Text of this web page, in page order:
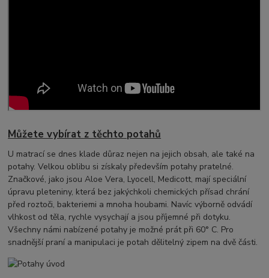
Můžete vybírat z těchto potahů
U matrací se dnes klade důraz nejen na jejich obsah, ale také na
potahy. Velkou oblibu si získaly především potahy pratelné.
Značkové, jako jsou Aloe Vera, Lyocell, Medicott, mají speciální
úpravu pleteniny, která bez jakýchkoli chemických přísad chrání
před roztoči, bakteriemi a mnoha houbami. Navíc výborně odvádí
vlhkost od těla, rychle vysychají a jsou příjemné při dotyku.
Všechny námi nabízené potahy je možné prát při 60° C. Pro
snadnější praní a manipulaci je potah dělitelný zipem na dvě části.